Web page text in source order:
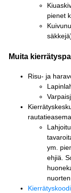
pienet
Muita
Risu- ja
ym.
ehjiä.